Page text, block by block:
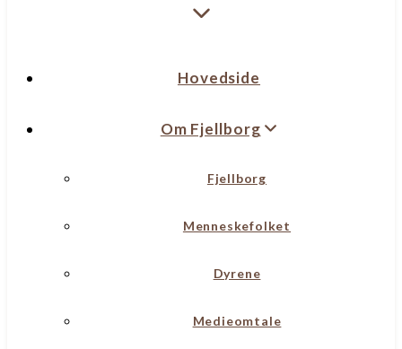
Hovedside
Om Fjellborg
Fjellborg
Menneskefolket
Dyrene
Medieomtale